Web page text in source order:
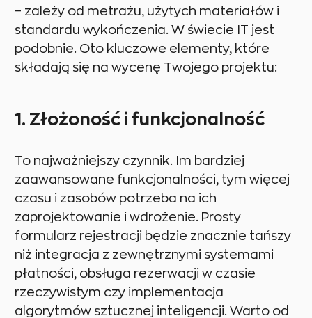
– zależy od metrażu, użytych materiałów i
standardu wykończenia. W świecie IT jest
podobnie. Oto kluczowe elementy, które
składają się na wycenę Twojego projektu:
1. Złożoność i funkcjonalność
To najważniejszy czynnik. Im bardziej
zaawansowane funkcjonalności, tym więcej
czasu i zasobów potrzeba na ich
zaprojektowanie i wdrożenie. Prosty
formularz rejestracji będzie znacznie tańszy
niż integracja z zewnętrznymi systemami
płatności, obsługa rezerwacji w czasie
rzeczywistym czy implementacja
algorytmów sztucznej inteligencji. Warto od